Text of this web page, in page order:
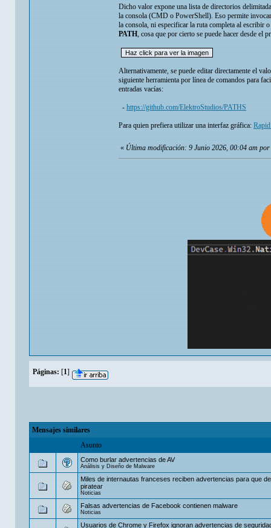
Dicho valor expone una lista de directorios
la consola (CMD o PowerShell). Eso permite
la consola, ni especificar la ruta completa al escribir
PATH, cosa que por cierto se puede hacer desde el
Alternativamente, se puede editar directamente el
siguiente herramienta por línea de comandos para
entradas vacías:
-https://github.com/ElektroStudios/PATHS
Para quien prefiera utilizar una interfaz gráfica:
«Última modificación: 9 Junio 2026, 00:04 am
Páginas: [1]
Mensajes similares
Asunto
Como burlar advertencias de AV
Análisis y Diseño de Malware
Miles de internautas franceses reciben advertencias para que
piratear
Noticias
Falsas advertencias de Facebook contienen malware
Noticias
Usuarios de Chrome y Firefox ignoran advertencias de